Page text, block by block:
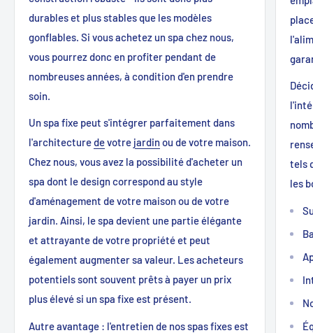
durables et plus stables que les modèles
gonflables. Si vous achetez un spa chez nous,
vous pourrez donc en profiter pendant de
nombreuses années, à condition d'en prendre
soin.
Un spa fixe peut s'intégrer parfaitement dans
l'architecturedevotre jardinou de votre maison.
Chez nous, vous avez la possibilité d'acheter un
spa dont le design correspond au style
d'aménagement de votre maison ou de votre
jardin. Ainsi, le spa devient une partie élégante
et attrayante de votre propriété et peut
également augmenter sa valeur. Les acheteurs
potentiels sont souvent prêts à payer un prix
plus élevé si un spa fixe est présent.
Autre avantage : l'entretien de nos spas fixes est
tels
les